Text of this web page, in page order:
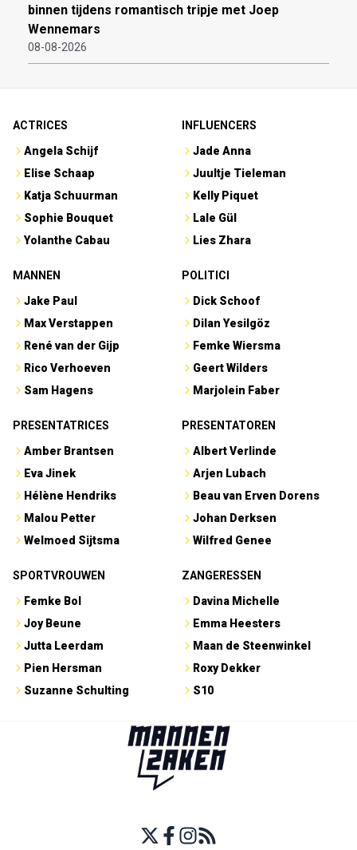
binnen tijdens romantisch tripje met Joep
Wennemars
08-08-2026
ACTRICES
Angela Schijf
Elise Schaap
Katja Schuurman
Sophie Bouquet
Yolanthe Cabau
INFLUENCERS
Jade Anna
Juultje Tieleman
Kelly Piquet
Lale Gül
Lies Zhara
MANNEN
Jake Paul
Max Verstappen
René van der Gijp
Rico Verhoeven
Sam Hagens
POLITICI
Dick Schoof
Dilan Yesilgöz
Femke Wiersma
Geert Wilders
Marjolein Faber
PRESENTATRICES
Amber Brantsen
Eva Jinek
Hélène Hendriks
Malou Petter
Welmoed Sijtsma
PRESENTATOREN
Albert Verlinde
Arjen Lubach
Beau van Erven Dorens
Johan Derksen
Wilfred Genee
SPORTVROUWEN
Femke Bol
Joy Beune
Jutta Leerdam
Pien Hersman
Suzanne Schulting
ZANGERESSEN
Davina Michelle
Emma Heesters
Maan de Steenwinkel
Roxy Dekker
S10